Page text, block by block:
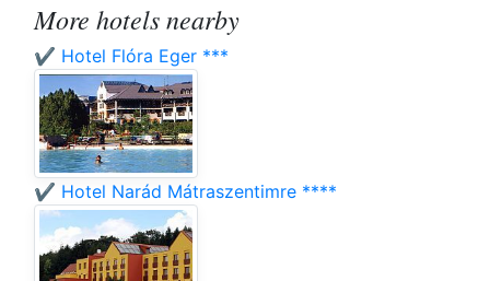
More hotels nearby
✔️ Hotel Flóra Eger ***
✔️ Hotel Narád Mátraszentimre ****